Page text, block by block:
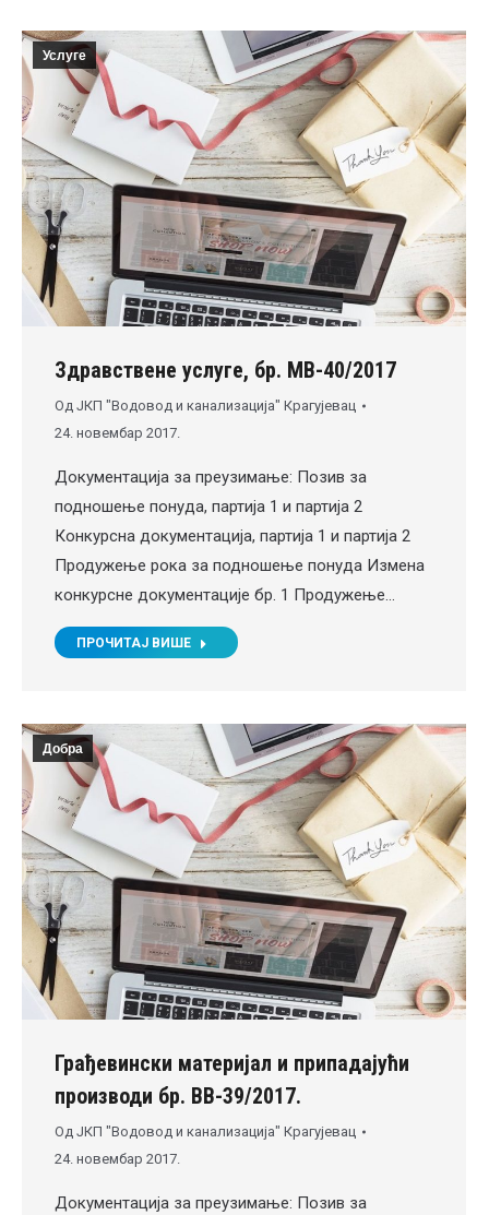
Услуге
Здравствене услуге, бр. МВ-40/2017
Од ЈКП "Водовод и канализација" Крагујевац
24. новембар 2017.
Документација за преузимање: Позив за
подношење понуда, партија 1 и партија 2
Конкурсна документација, партија 1 и партија 2
Продужење рока за подношење понуда Измена
конкурсне документације бр. 1 Продужење…
ПРОЧИТАЈ ВИШЕ
Добра
Грађевински материјал и припадајући
производи бр. ВВ-39/2017.
Од ЈКП "Водовод и канализација" Крагујевац
24. новембар 2017.
Документација за преузимање: Позив за